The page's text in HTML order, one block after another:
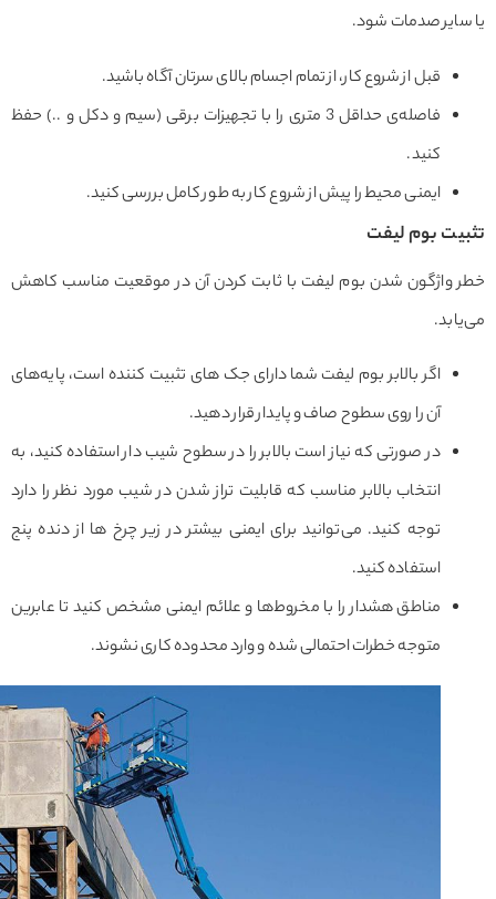
صدمات شود.
قبل از شروع کار، از تمام اجسام بالای سرتان آگاه باشید.
فاصله‌ی حداقل 3 متری را با تجهیزات برقی (سیم و دکل و ..) حفظ
ایمنی محیط را پیش از شروع کار به طور کامل بررسی کنید.
بوم لیفت
واژگون شدن بوم لیفت با ثابت کردن آن در موقعیت مناسب کاهش
اگر بالابر بوم لیفت شما دارای جک های تثبیت کننده است، پایه‌های
آن را روی سطوح صاف و پایدار قرار دهید.
در صورتی که نیاز است بالابر را در سطوح شیب دار استفاده کنید، به
انتخاب بالابر مناسب که قابلیت تراز شدن در شیب مورد نظر را دارد
توجه کنید. می‌توانید برای ایمنی بیشتر در زیر چرخ ها از دنده پنج
استفاده کنید.
مناطق هشدار را با مخروط‌ها و علائم ایمنی مشخص کنید تا عابرین
متوجه خطرات احتمالی شده و وارد محدوده کاری نشوند.